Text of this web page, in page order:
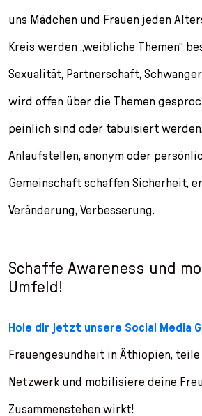
uns Mädchen und Frauen jeden
Kreis werden „weibliche Themen“
Sexualität, Partnerschaft,
wird offen über die Themen
peinlich sind oder tabuisiert
Anlaufstellen, anonym oder
Gemeinschaft schaffen Sicherheit,
Veränderung, Verbesserung.
Schaffe Awareness und
Umfeld!
Hole dir jetzt unsere Social Media
Frauengesundheit in Äthiopien,
Netzwerk und mobilisiere deine
Zusammenstehen wirkt!